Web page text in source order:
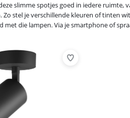
slimme spotjes goed in iedere ruimte,
stel je verschillende kleuren of tinten
met die lampen. Via je smartphone of